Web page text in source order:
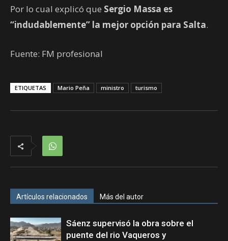
Por lo cual explicó que Sergio Massa es
“indudablemente” la mejor opción para Salta.
Fuente: FM profesional
ETIQUETAS Mario Peña ministro turismo
Artículos relacionados Más del autor
Sáenz supervisó la obra sobre el
puente del rio Vaqueros y